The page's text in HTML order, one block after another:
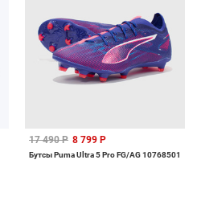
17 490 Р 8 799 Р
Бутсы Puma Ultra 5 Pro FG/AG 10768501